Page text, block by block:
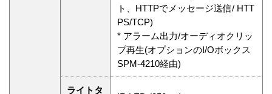
ト、HTTPでメッセージ送信/ HTT
PS/TCP)
* アラーム出力/オーディオクリッ
プ再生(オプションのI/Oボックス
SPM-4210経由)
ライトタ